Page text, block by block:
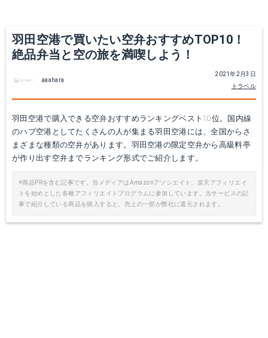
羽田空港で買いたい空弁おすすめTOP10！
絶品弁当と空の旅を満喫しよう！
2021年2月3日
トラベル
aaahara
羽田空港で購入できる空弁おすすめランキングベスト10位。国内線
のハブ空港としてたくさんの人が集まる羽田空港には、全国からさ
まざまな種類の空弁があります。羽田空港の限定空弁から高級料亭
が作り出す空弁までランキング形式でご紹介します。
※商品PRを含む記事です。当メディアはAmazonアソシエイト、楽天アフィリエイ
トを始めとした各種アフィリエイトプログラムに参加しています。当サービスの記
事で紹介している商品を購入すると、売上の一部が弊社に還元されます。